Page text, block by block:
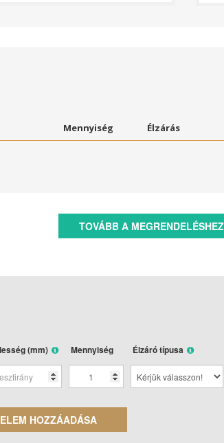
Mennyiség Élzárás
TOVÁBB A MEGRENDELÉSHEZ
(mm) Mennyiség Élzáró típusa
ELEM HOZZÁADÁSA